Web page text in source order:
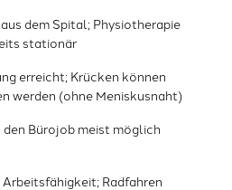
dem Spital; Physiotherapie
stationär
erreicht; Krücken können
werden (ohne Meniskusnaht)
den Bürojob meist möglich
Radfahren